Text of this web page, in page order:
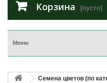
Корзина (пусто)
Меню
Семена цветов (по